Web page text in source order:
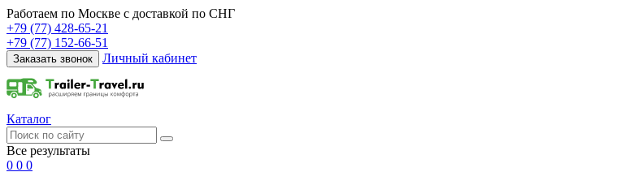
Работаем по Москве с доставкой по СНГ
+79 (77) 428-65-21
+79 (77) 152-66-51
Заказать звонок Личный кабинет
Каталог
Все результаты
0 0 0